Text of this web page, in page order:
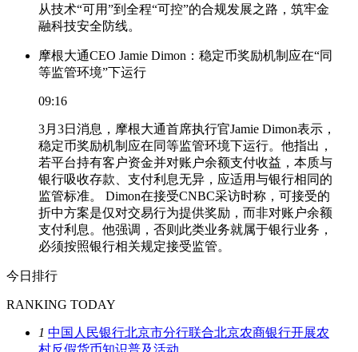
从技术“可用”到全程“可控”的合规发展之路，筑牢金
融科技安全防线。
摩根大通CEO Jamie Dimon：稳定币奖励机制应在“同
等监管环境”下运行
09:16
3月3日消息，摩根大通首席执行官Jamie Dimon表示，
稳定币奖励机制应在同等监管环境下运行。他指出，
若平台持有客户资金并对账户余额支付收益，本质与
银行吸收存款、支付利息无异，应适用与银行相同的
监管标准。 Dimon在接受CNBC采访时称，可接受的
折中方案是仅对交易行为提供奖励，而非对账户余额
支付利息。他强调，否则此类业务就属于银行业务，
必须按照银行相关规定接受监管。
今日排行
RANKING TODAY
1 中国人民银行北京市分行联合北京农商银行开展农
村反假货币知识普及活动